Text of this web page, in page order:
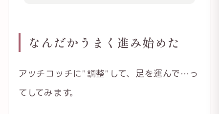
なんだかうまく進み始めた
アッチコッチに”調整”して、足を運んで…っ
てしてみます。